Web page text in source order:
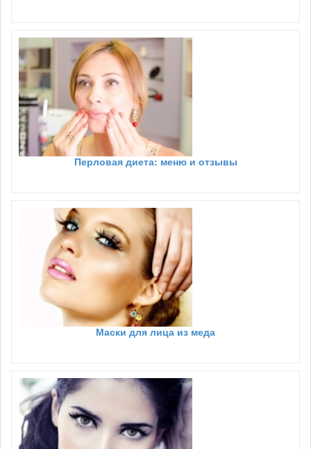
Перловая диета: меню и отзывы
Маски для лица из меда